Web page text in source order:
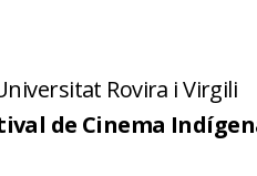
Rovira i Virgili
de Cinema